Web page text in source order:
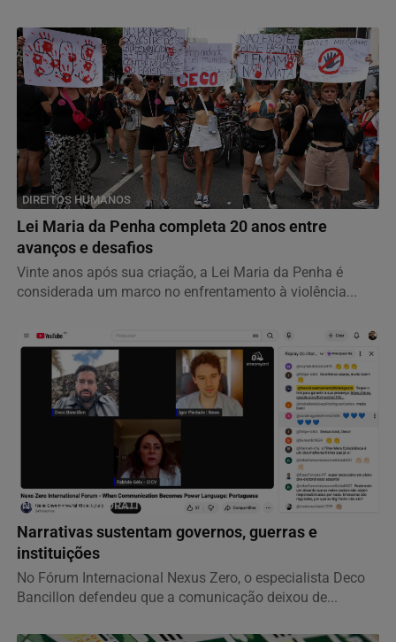
DIREITOS HUMANOS
Lei Maria da Penha completa 20 anos entre
avanços e desafios
Vinte anos após sua criação, a Lei Maria da Penha é
considerada um marco no enfrentamento à violência...
NOTÍCIAS CORPORATIVAS
Narrativas sustentam governos, guerras e
instituições
No Fórum Internacional Nexus Zero, o especialista Deco
Bancillon defendeu que a comunicação deixou de...